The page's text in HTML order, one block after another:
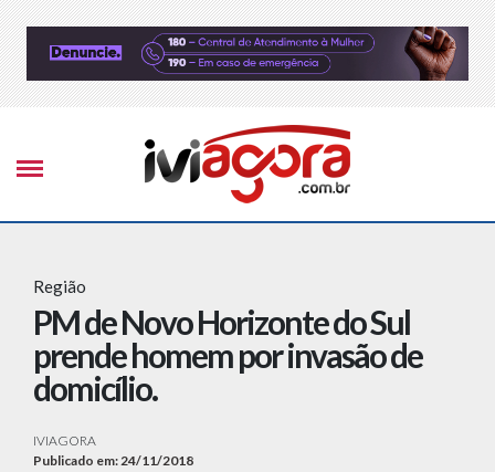
Região
PM de Novo Horizonte do Sul
prende homem por invasão de
domicílio.
IVIAGORA
Publicado em: 24/11/2018